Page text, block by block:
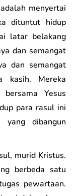
menyertai
dituntut hidup
latar belakang
dan semangat
dan semangat
kasih. Mereka
Yesus
para rasul ini
yang dibangun
murid Kristus.
berbeda satu
pewartaan.